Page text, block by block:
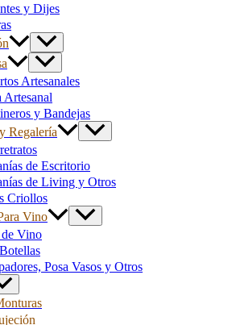
y Dijes
Artesanales
Artesanal
y Bandejas
Regalería
de Escritorio
de Living y Otros
Criollos
Vino
Vino
Posa Vasos y Otros